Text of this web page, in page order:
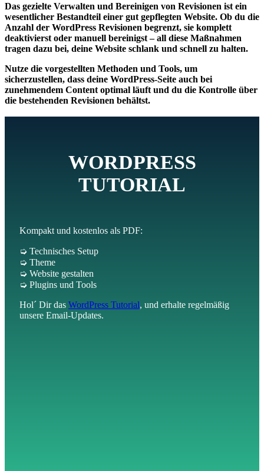
Das gezielte Verwalten und Bereinigen von Revisionen ist ein
wesentlicher Bestandteil einer gut gepflegten Website. Ob du die
Anzahl der WordPress Revisionen begrenzt, sie komplett
deaktivierst oder manuell bereinigst – all diese Maßnahmen
tragen dazu bei, deine Website schlank und schnell zu halten.
Nutze die vorgestellten Methoden und Tools, um
sicherzustellen, dass deine WordPress-Seite auch bei
zunehmendem Content optimal läuft und du die Kontrolle über
die bestehenden Revisionen behältst.
WORDPRESS
TUTORIAL
Kompakt und kostenlos als PDF:
➭ Technisches Setup
➭ Theme
➭ Website gestalten
➭ Plugins und Tools
Hol´ Dir das WordPress Tutorial, und erhalte regelmäßig
unsere Email-Updates.